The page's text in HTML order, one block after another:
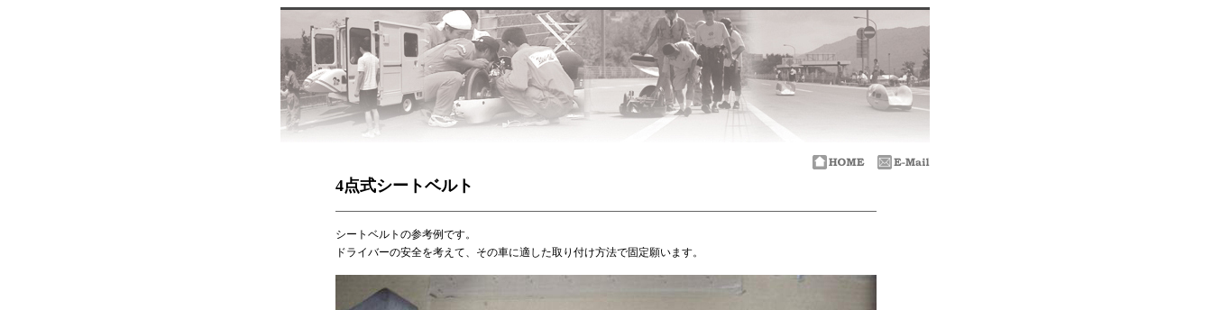
4点式シートベルト
シートベルトの参考例です。
ドライバーの安全を考えて、その車に適した取り付け方法で固定願います。